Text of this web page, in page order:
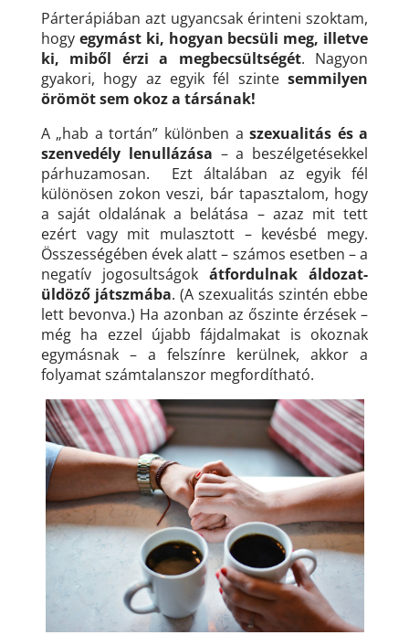
Párterápiában azt ugyancsak érinteni szoktam,
hogy egymást ki, hogyan becsüli meg, illetve
ki, miből érzi a megbecsültségét. Nagyon
gyakori, hogy az egyik fél szintesemmilyen
örömöt sem okoz a társának!
A „hab a tortán” különben aszexualitás és a
szenvedély lenullázása – a beszélgetésekkel
párhuzamosan. Ezt általában az egyik fél
különösen zokon veszi, bár tapasztalom, hogy
a saját oldalának a belátása – azaz mit tett
ezért vagy mit mulasztott – kevésbé megy.
Összességében évek alatt – számos esetben – a
negatív jogosultságokátfordulnak áldozat-
üldöző játszmába. (A szexualitás szintén ebbe
lett bevonva.) Ha azonban az őszinte érzések –
még ha ezzel újabb fájdalmakat is okoznak
egymásnak – a felszínre kerülnek, akkor a
folyamat számtalanszor megfordítható.